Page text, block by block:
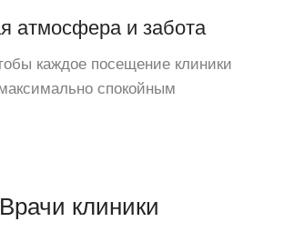
Врачи клиники